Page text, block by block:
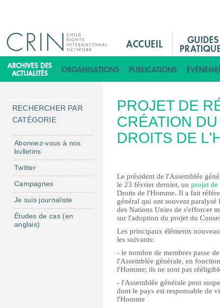
i
n
e
n
u
F
i
PROJET DE
CRÉATION
DROITS DE
Le président de l'Assemblée
le 23 février dernier, un projet de
Droits de l'Homme. Il a fait
général qui ont souvent paralysé
des Nations Unies de s'efforcer
sur l'adoption du projet du
Les principaux éléments
les suivants:
- le nombre de membres passe
l'Assemblée générale, en
l'Homme; ils ne sont pas
- l'Assemblée générale peut
dont le pays est responsable de
l'Homme
RECHERCHER PAR
CATÉGORIE
Abonnez-vous à nos
bulletins
Twitter
Campagnes
Je suis journaliste
Études de cas (en
anglais)